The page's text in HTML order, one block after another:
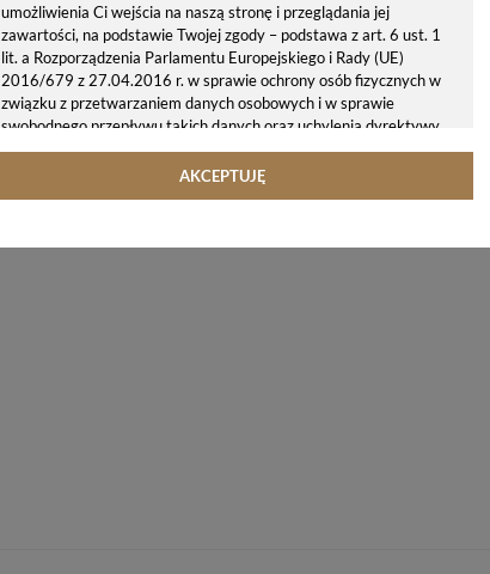
umożliwienia Ci wejścia na naszą stronę i przeglądania jej
zawartości, na podstawie Twojej zgody – podstawa z art. 6 ust. 1
lit. a Rozporządzenia Parlamentu Europejskiego i Rady (UE)
2016/679 z 27.04.2016 r. w sprawie ochrony osób fizycznych w
związku z przetwarzaniem danych osobowych i w sprawie
swobodnego przepływu takich danych oraz uchylenia dyrektywy
95/46/WE (ogólne rozporządzenie o ochronie danych, tj. RODO).
Twoje dane osobowe możemy udostępniać hostingodawcy. Takie
zgodnie z naszymi poleceniami. Przekazujemy Twoje dane poza
AKCEPTUJĘ